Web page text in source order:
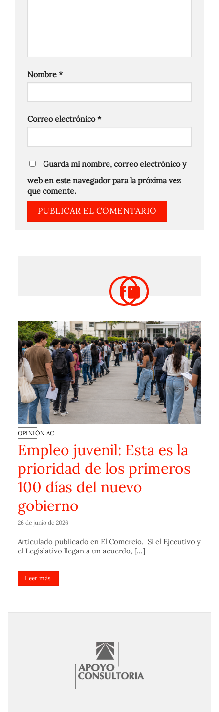
Nombre *
Correo electrónico*
Guarda mi nombre, correo electrónico y
web en este navegador para la próxima vez
que comente.
OPINIÓN AC
Empleo juvenil: Esta es la
prioridad de los primeros
100 días del nuevo
gobierno
26 de junio de 2026
Articulado publicado en El Comercio. Si el Ejecutivo y
el Legislativo llegan a un acuerdo, [...]
Leer más